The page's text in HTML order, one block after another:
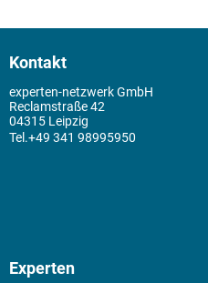
Kontakt
experten-netzwerk GmbH
Reclamstraße 42
04315 Leipzig
+49 341 98995950
Experten